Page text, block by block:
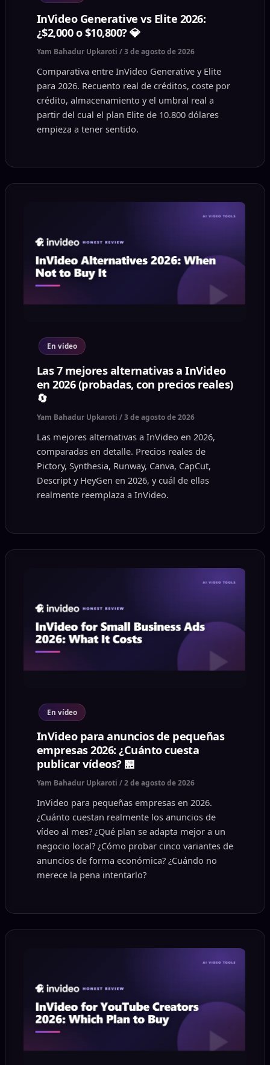
InVideo Generative vs Elite 2026:
¿$2,000 o $10,800? 💎
Yam Bahadur Upkaroti /3 de agosto de 2026
Comparativa entre InVideo Generative y Elite
para 2026. Recuento real de créditos, coste por
crédito, almacenamiento y el umbral real a
partir del cual el plan Elite de 10.800 dólares
empieza a tener sentido.
En vídeo
Las 7 mejores alternativas a InVideo
en 2026 (probadas, con precios reales)
🔄
Yam Bahadur Upkaroti /3 de agosto de 2026
Las mejores alternativas a InVideo en 2026,
comparadas en detalle. Precios reales de
Pictory, Synthesia, Runway, Canva, CapCut,
Descript y HeyGen en 2026, y cuál de ellas
realmente reemplaza a InVideo.
En vídeo
InVideo para anuncios de pequeñas
empresas 2026: ¿Cuánto cuesta
publicar vídeos? 🏪
Yam Bahadur Upkaroti /2 de agosto de 2026
InVideo para pequeñas empresas en 2026.
¿Cuánto cuestan realmente los anuncios de
vídeo al mes? ¿Qué plan se adapta mejor a un
negocio local? ¿Cómo probar cinco variantes de
anuncios de forma económica? ¿Cuándo no
merece la pena intentarlo?